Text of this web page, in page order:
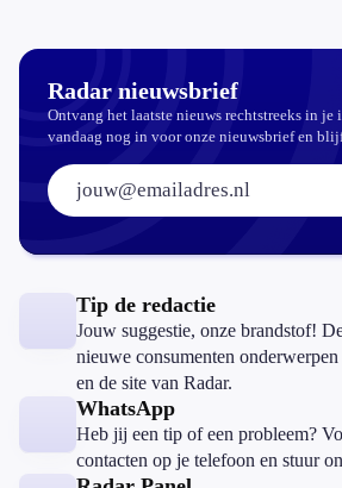
Radar nieuwsbrief
Ontvang het laatste nieuws rechtstreeks in
vandaag nog in voor onze nieuwsbrief en
E-mailadres:
Tip de redactie
Jouw suggestie, onze brandstof!
nieuwe consumenten
en de site van Radar.
WhatsApp
Heb jij een tip of een probleem?
contacten op je telefoon en stuur